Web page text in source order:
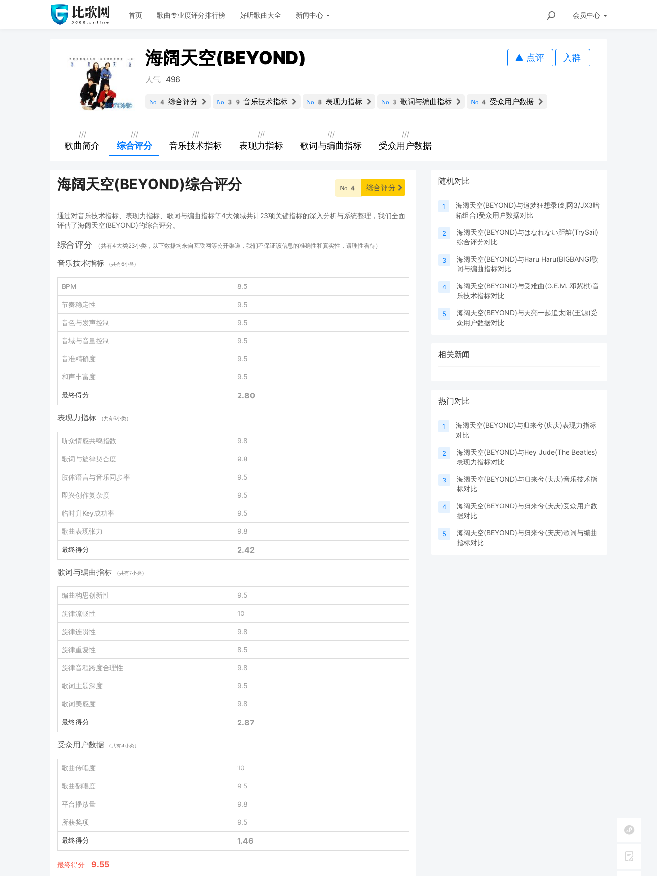
会员中心
首页 歌曲专业度评分排行榜 好听歌曲大全 新闻中心
海阔天空(BEYOND) 点评 入群
人气 496
No.4 综合评分 No.39 音乐技术指标 No.8 表现力指标 No.3 歌词与编曲指标 No.4 受众用户数据
///
歌曲简介
///
综合评分
///
音乐技术指标
///
表现力指标
///
歌词与编曲指标
///
受众用户数据
海阔天空(BEYOND)综合评分 No.4 综合评分
通过对音乐技术指标、表现力指标、歌词与编曲指标等4大领域共计23项关键指标的深入分析与系统整理，我们全面
评估了海阔天空(BEYOND)的综合评分。
综合评分 （共有4大类23小类，以下数据均来自互联网等公开渠道，我们不保证该信息的准确性和真实性，请理性看待）
音乐技术指标 （共有6小类）
BPM 8.5
节奏稳定性 9.5
音色与发声控制 9.5
音域与音量控制 9.5
音准精确度 9.5
和声丰富度 9.5
最终得分 2.80
表现力指标 （共有6小类）
听众情感共鸣指数 9.8
歌词与旋律契合度 9.8
肢体语言与音乐同步率 9.5
即兴创作复杂度 9.5
临时升Key成功率 9.5
歌曲表现张力 9.8
最终得分 2.42
歌词与编曲指标 （共有7小类）
编曲构思创新性 9.5
旋律流畅性 10
旋律连贯性 9.8
旋律重复性 8.5
旋律音程跨度合理性 9.8
歌词主题深度 9.5
歌词美感度 9.8
最终得分 2.87
受众用户数据 （共有4小类）
歌曲传唱度 10
歌曲翻唱度 9.5
平台播放量 9.8
所获奖项 9.5
最终得分 1.46
最终得分： 9.55
随机对比
1
海阔天空(BEYOND)与追梦狂想录(剑网3/JX3暗
箱组合)受众用户数据对比
2
海阔天空(BEYOND)与はなれない距離(TrySail)
综合评分对比
3
海阔天空(BEYOND)与Haru Haru(BIGBANG)歌
词与编曲指标对比
4
海阔天空(BEYOND)与受难曲(G.E.M. 邓紫棋)音
乐技术指标对比
5
海阔天空(BEYOND)与天亮一起追太阳(王源)受
众用户数据对比
相关新闻
热门对比
1
海阔天空(BEYOND)与归来兮(庆庆)表现力指标
对比
2
海阔天空(BEYOND)与Hey Jude(The Beatles)
表现力指标对比
3
海阔天空(BEYOND)与归来兮(庆庆)音乐技术指
标对比
4
海阔天空(BEYOND)与归来兮(庆庆)受众用户数
据对比
5
海阔天空(BEYOND)与归来兮(庆庆)歌词与编曲
指标对比